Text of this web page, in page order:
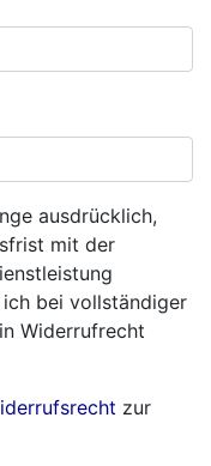
ausdrücklich,
mit der
bei vollständiger
Widerrufrecht
zur